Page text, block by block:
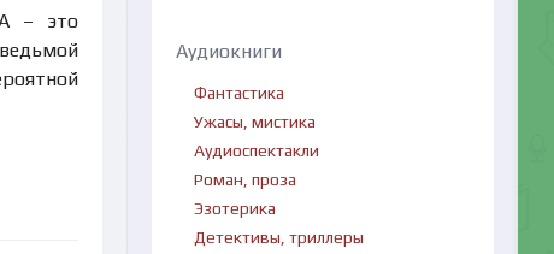
– это
Аудиокниги
Фантастика
Ужасы, мистика
Аудиоспектакли
Роман, проза
Эзотерика
Детективы, триллеры